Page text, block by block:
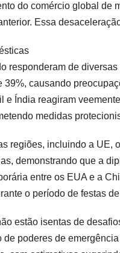
do comércio global de
Essa
responderam de
39%, causando
e Índia reagiram
medidas
regiões, incluindo a UE,
demonstrando que a
entre os EUA e a
o período de festas
estão isentas de
de poderes de